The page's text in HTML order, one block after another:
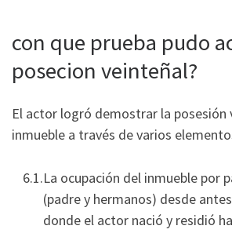
con que prueba pudo
posecion veinteñal?
El actor logró demostrar la posesión
inmueble a través de varios
La ocupación del inmueble por
(padre y hermanos) desde
donde el actor nació y residió